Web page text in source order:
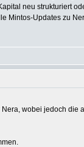
neu strukturiert
Mintos-Updates zu
wobei jedoch